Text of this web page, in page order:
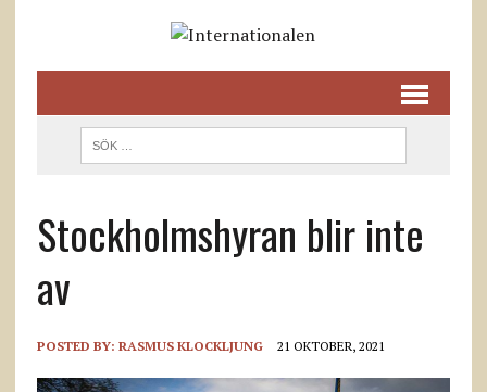
Stockholmshyran blir inte
av
POSTED BY: RASMUS KLOCKLJUNG 21 OKTOBER, 2021